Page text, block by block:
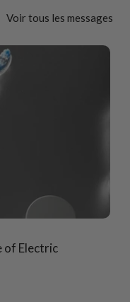
Voir tous les messages
of Electric